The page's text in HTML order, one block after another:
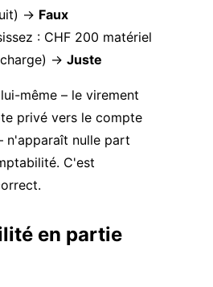
→ Faux
: CHF 200 matériel
→ Juste
même – le virement
privé vers le compte
n'apparaît nulle part
C'est
en partie